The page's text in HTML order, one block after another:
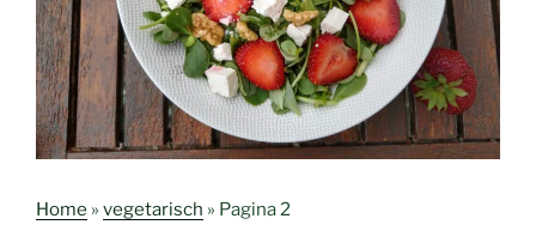
Home » vegetarisch » Pagina 2